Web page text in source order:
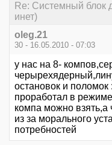
Re: Системный блок
инет)
oleg.21
30 - 16.05.2010 - 07:03
у нас на 8-
остановок и поломок
проработал в
компа можно взять,а
из за морального
потребностей